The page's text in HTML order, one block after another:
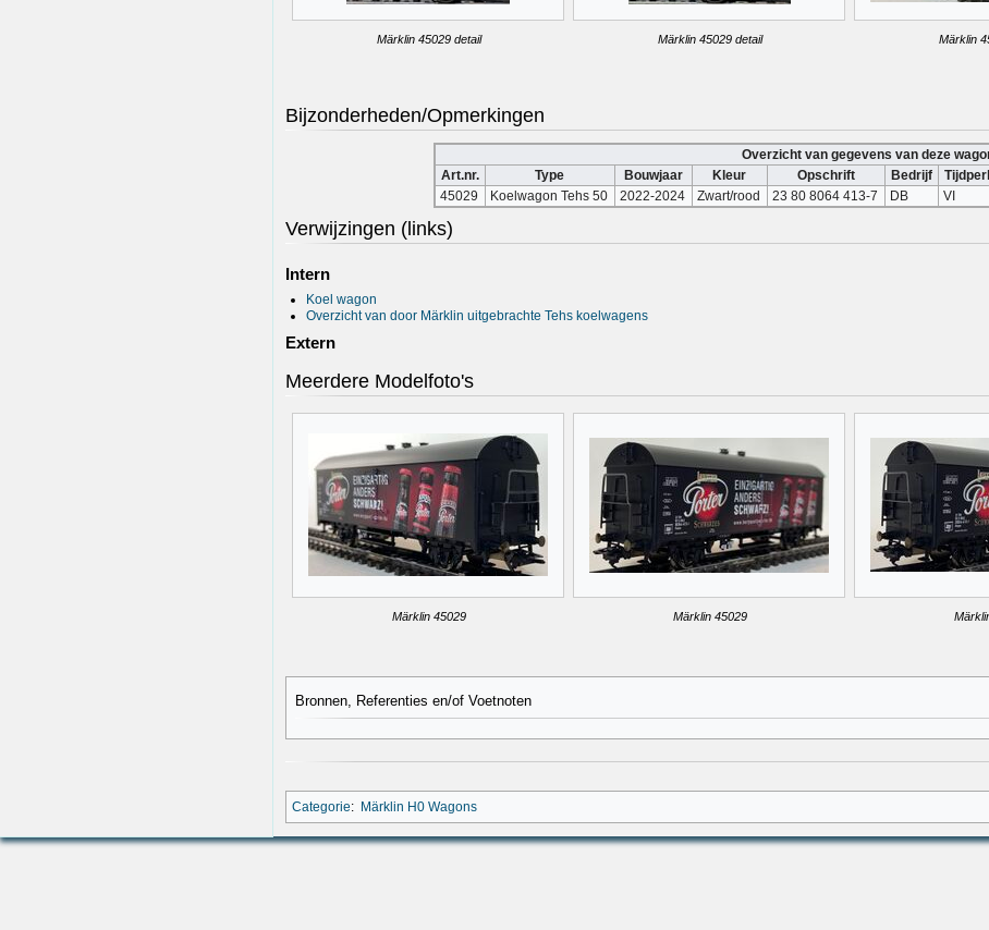
Märklin 45029 detail Märklin 45029 detail Märklin
Bijzonderheden/Opmerkingen
Overzicht van gegevens van deze
Art.nr.
Type Bouwjaar Kleur Opschrift Bedrijf
45029
Koelwagon Tehs 50 2022-2024 Zwart/rood 23 80 8064 413-7 DB VI
Verwijzingen (links)
Intern
Koel wagon
Overzicht van door Märklin uitgebrachte Tehs koelwagens
Extern
Meerdere Modelfoto's
Märklin 45029 Märklin 45029
Bronnen, Referenties en/of Voetnoten
Categorie: Märklin H0 Wagons